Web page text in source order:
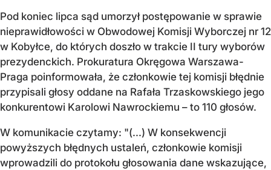
Pod koniec lipca sąd umorzył postępowanie w sprawie
nieprawidłowości w Obwodowej Komisji Wyborczej nr 12
w Kobyłce, do których doszło w trakcie II tury wyborów
prezydenckich. Prokuratura Okręgowa Warszawa-
Praga poinformowała, że członkowie tej komisji błędnie
przypisali głosy oddane na Rafała Trzaskowskiego jego
konkurentowi Karolowi Nawrockiemu – to 110 głosów.
W komunikacie czytamy: "(...) W konsekwencji
powyższych błędnych ustaleń, członkowie komisji
wprowadzili do protokołu głosowania dane wskazujące,